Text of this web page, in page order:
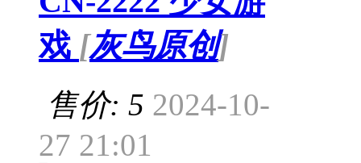
戏 [灰鸟原创]
售价: 5 2024-10-
27 21:01